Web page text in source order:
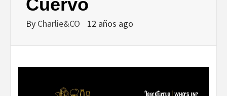
Cuervo
By Charlie&CO 12 años ago